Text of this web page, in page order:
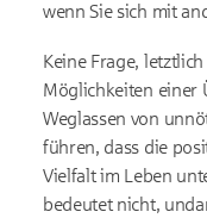
wenn Sie sich mit
Keine Frage,
Möglichkeiten einer
Weglassen von
führen, dass die
Vielfalt im Leben
bedeutet nicht,